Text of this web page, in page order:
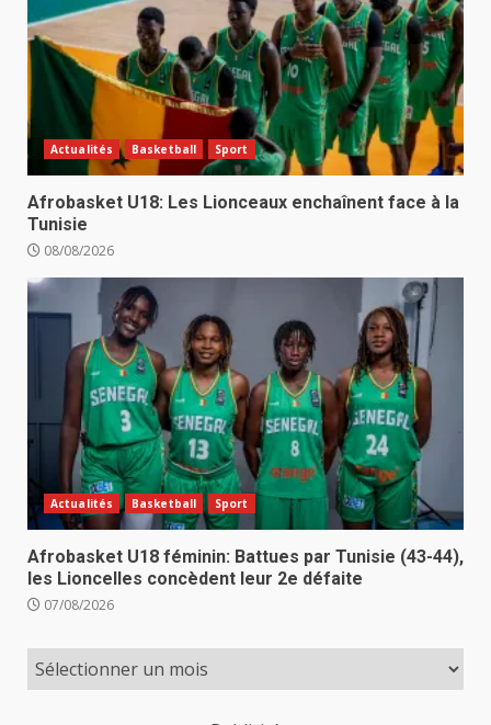
Actualités Basketball Sport
Afrobasket U18: Les Lionceaux enchaînent face à la
Tunisie
08/08/2026
Actualités Basketball Sport
Afrobasket U18 féminin: Battues par Tunisie (43-44),
les Lioncelles concèdent leur 2e défaite
07/08/2026